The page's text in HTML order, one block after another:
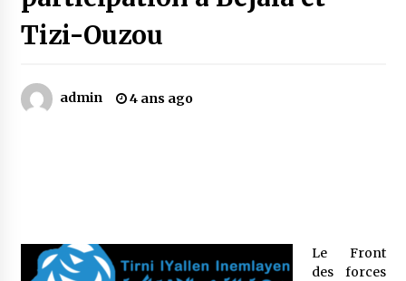
4 ans ago
4 ans ago
5 ans ago
Tizi-Ouzou
admin 4 ans ago
Le Front
des forces